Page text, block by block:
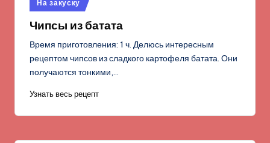
в
На закуску
Чипсы из батата
Время приготовления: 1 ч. Делюсь интересным
рецептом чипсов из сладкого картофеля батата. Они
получаются тонкими,…
Узнать весь рецепт